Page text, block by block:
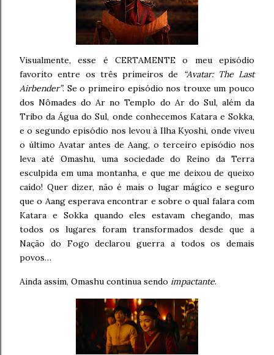
Visualmente, esse é CERTAMENTE o meu episódio
favorito entre os três primeiros de
“Avatar: The Last
Airbender”. Se o primeiro episódio nos trouxe um pouco
dos Nômades do Ar no Templo do Ar do Sul, além da
Tribo da Água do Sul, onde conhecemos Katara e Sokka,
e o segundo episódio nos levou à Ilha Kyoshi, onde viveu
o último Avatar antes de Aang, o terceiro episódio nos
leva até Omashu, uma sociedade do Reino da Terra
esculpida em uma montanha, e que me deixou de queixo
caído! Quer dizer, não é mais o lugar mágico e seguro
que o Aang esperava encontrar e sobre o qual falara com
Katara e Sokka quando eles estavam chegando, mas
todos os lugares foram transformados desde que a
Nação do Fogo declarou guerra a todos os demais
povos…
Ainda assim, Omashu continua sendo impactante.